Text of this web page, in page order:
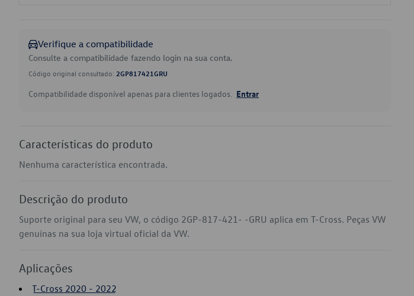
Verifique a compatibilidade
Consulte a compatibilidade fazendo login na sua conta.
Código original consultado: 2GP817421GRU
Compatibilidade disponível apenas para clientes logados. Entrar
Características do produto
Nenhuma característica encontrada.
Descrição do produto
Suporte original para seu VW, o código 2GP-817-421- -GRU aplica em T-Cross. Peças VW
genuínas na sua loja virtual oficial da VW.
Aplicações
T-Cross 2020 - 2022